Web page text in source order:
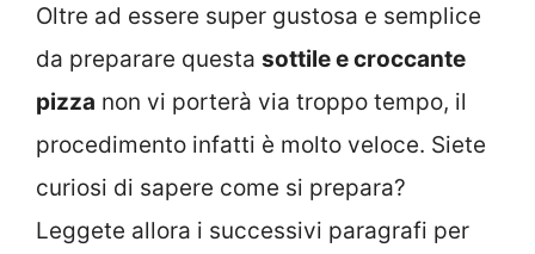
Oltre ad essere super gustosa e semplice
da preparare questa sottile e croccante
pizza non vi porterà via troppo tempo, il
procedimento infatti è molto veloce. Siete
curiosi di sapere come si prepara?
Leggete allora i successivi paragrafi per